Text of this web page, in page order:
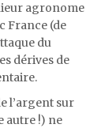
agronome
France (de
du
dérives de
l’argent sur
autre !) ne